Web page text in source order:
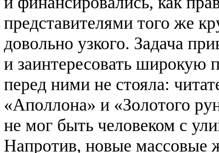
представителями того же
довольно узкого. Задача
и заинтересовать широкую
перед ними не стояла:
«Аполлона» и «Золотого
не мог быть человеком с
Напротив, новые массовые